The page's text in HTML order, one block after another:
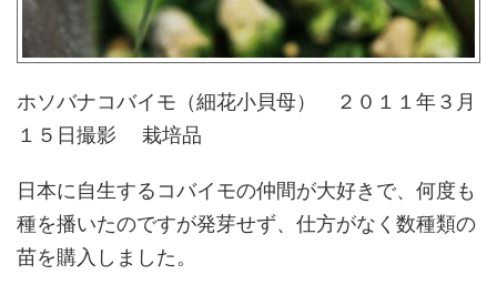
ホソバナコバイモ（細花小貝母） ２０１１年３月
１５日撮影 栽培品
日本に自生するコバイモの仲間が大好きで、何度も
種を播いたのですが発芽せず、仕方がなく数種類の
苗を購入しました。